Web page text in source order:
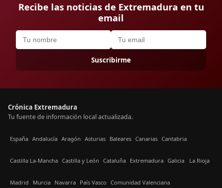
Recibe las noticias de Extremadura en tu
email
Suscribirme
Crónica Extremadura
Tu fuente de información local actualizada.
España Andalucía Aragón Asturias Baleares Canarias Cantabria
Castilla La-Mancha Castilla y León Cataluña Extremadura Galicia La Rioja
Madrid Murcia Navarra País Vasco Comunidad Valenciana